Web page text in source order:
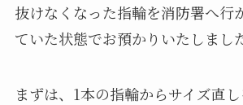
抜けなくなった指輪を消防署へ行
ていた状態でお預かりいたしまし
まずは、1本の指輪からサイズ直